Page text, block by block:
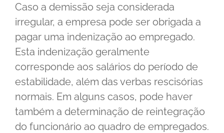
Caso a demissão seja considerada
irregular, a empresa pode ser obrigada a
pagar uma indenização ao empregado.
Esta indenização geralmente
corresponde aos salários do período de
estabilidade, além das verbas rescisórias
normais. Em alguns casos, pode haver
também a determinação de reintegração
do funcionário ao quadro de empregados.